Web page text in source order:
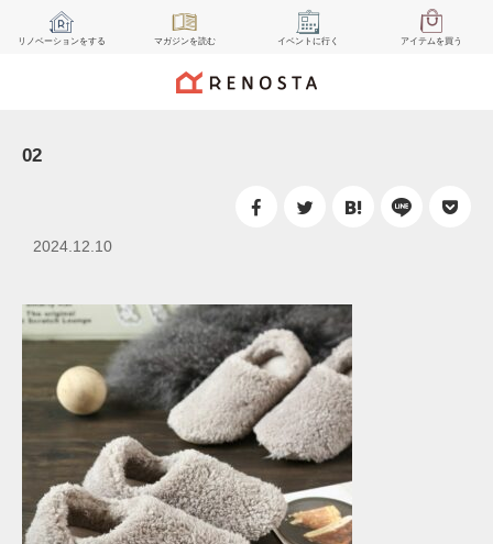
リノベーションをする マガジンを読む イベント に行く アイテムを買う
02
2024.12.10